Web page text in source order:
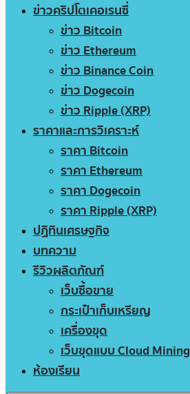
ข่าวคริปโตเคอเรนซี่
ข่าว Bitcoin
ข่าว Ethereum
ข่าว Binance Coin
ข่าว Dogecoin
ข่าว Ripple (XRP)
ราคาและการวิเคราะห์
ราคา Bitcoin
ราคา Ethereum
ราคา Dogecoin
ราคา Ripple (XRP)
ปฏิทินเศรษฐกิจ
บทความ
รีวิวผลิตภัณฑ์
เว็บซื้อขาย
กระเป๋าเก็บเหรียญ
เครื่องขุด
เว็บขุดแบบ Cloud Mining
ห้องเรียน